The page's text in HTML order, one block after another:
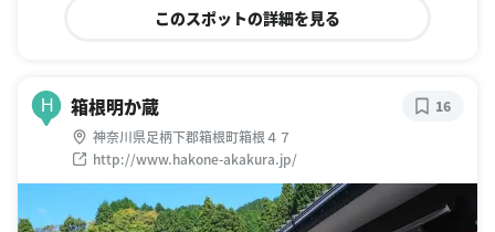
このスポットの詳細を見る
H 箱根明か蔵
神奈川県足柄下郡箱根町箱根４７
http://www.hakone-akakura.jp/
16